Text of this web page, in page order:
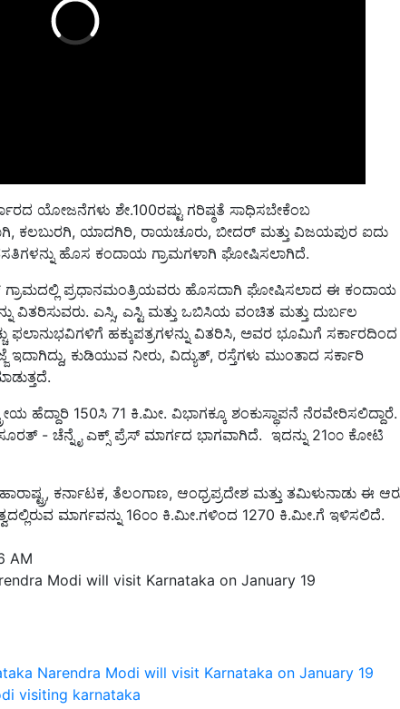
ಯೋಜನೆಗಳು ಶೇ.100ರಷ್ಟು ಗರಿಷ್ಠತೆ ಸಾಧಿಸಬೇಕೆಂಬ
ಕಲಬುರಗಿ, ಯಾದಗಿರಿ, ರಾಯಚೂರು, ಬೀದರ್ ಮತ್ತು ವಿಜಯಪುರ ಐದು
ಹೊಸ ಕಂದಾಯ ಗ್ರಾಮಗಳಾಗಿ ಘೋಷಿಸಲಾಗಿದೆ.
ಗ್ರಾಮದಲ್ಲಿ ಪ್ರಧಾನಮಂತ್ರಿಯವರು ಹೊಸದಾಗಿ ಘೋಷಿಸಲಾದ ಈ ಕಂದಾಯ
ವಿತರಿಸುವರು. ಎಸ್ಸಿ, ಎಸ್ಟಿ ಮತ್ತು ಒಬಿಸಿಯ ವಂಚಿತ ಮತ್ತು ದುರ್ಬಲ
ಫಲಾನುಭವಿಗಳಿಗೆ ಹಕ್ಕುಪತ್ರಗಳನ್ನು ವಿತರಿಸಿ, ಅವರ ಭೂಮಿಗೆ ಸರ್ಕಾರದಿಂದ
ಕುಡಿಯುವ ನೀರು, ವಿದ್ಯುತ್, ರಸ್ತೆಗಳು ಮುಂತಾದ ಸರ್ಕಾರಿ
ಹೆದ್ದಾರಿ 150ಸಿ 71 ಕಿ.ಮೀ. ವಿಭಾಗಕ್ಕೂ ಶಂಕುಸ್ಥಾಪನೆ ನೆರವೇರಿಸಲಿದ್ದಾರೆ.
- ಚೆನ್ನೈ ಎಕ್ಸ್ ಪ್ರೆಸ್ ಮಾರ್ಗದ ಭಾಗವಾಗಿದೆ. ಇದನ್ನು 21೦೦ ಕೋಟಿ
ಕರ್ನಾಟಕ, ತೆಲಂಗಾಣ, ಆಂಧ್ರಪ್ರದೇಶ ಮತ್ತು ತಮಿಳುನಾಡು ಈ ಆರು
ಮಾರ್ಗವನ್ನು 16೦೦ ಕಿ.ಮೀ.ಗಳಿಂದ 1270 ಕಿ.ಮೀ.ಗೆ ಇಳಿಸಲಿದೆ.
Modi will visit Karnataka on January 19
visiting karnataka